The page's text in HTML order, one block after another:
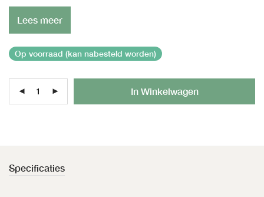
Lees meer
Op voorraad (kan nabesteld worden)
In Winkelwagen
Specificaties